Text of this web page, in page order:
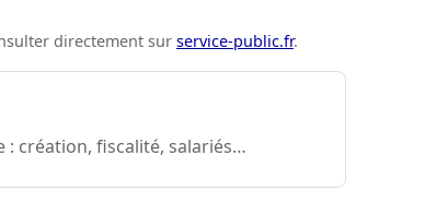
directement sur service-public.fr.
: création, fiscalité, salariés…